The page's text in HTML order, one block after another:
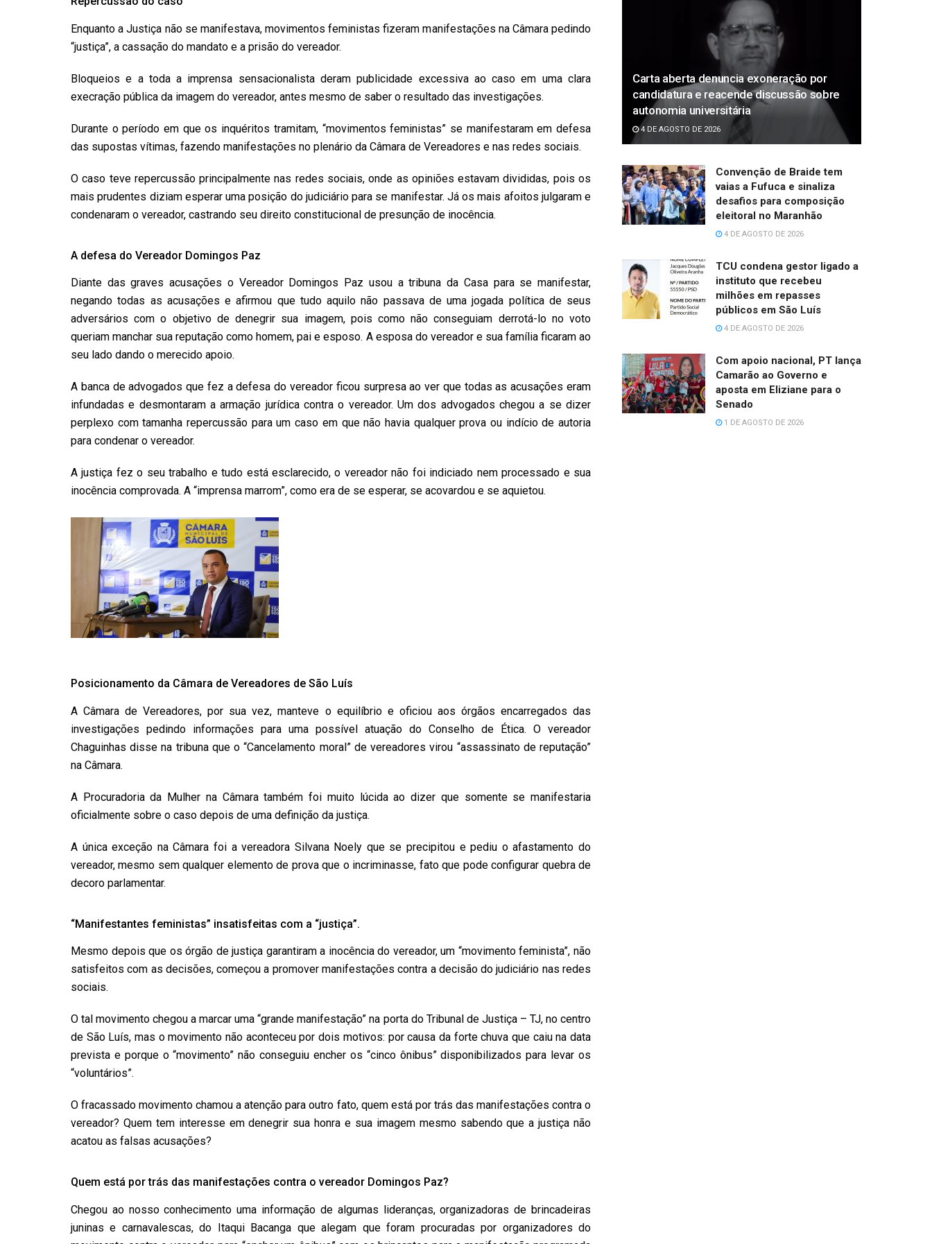
Enquanto a Justiça não se manifestava, movimentos feministas fizeram manifestações na Câmara pedindo
“justiça”, a cassação do mandato e a prisão do vereador.
Bloqueios e a toda a imprensa sensacionalista deram publicidade excessiva ao caso em uma clara
execração pública da imagem do vereador, antes mesmo de saber o resultado das investigações.
Durante o período em que os inquéritos tramitam, “movimentos feministas” se manifestaram em defesa
das supostas vítimas, fazendo manifestações no plenário da Câmara de Vereadores e nas redes sociais.
O caso teve repercussão principalmente nas redes sociais, onde as opiniões estavam divididas, pois os
mais prudentes diziam esperar uma posição do judiciário para se manifestar. Já os mais afoitos julgaram e
condenaram o vereador, castrando seu direito constitucional de presunção de inocência.
A defesa do Vereador Domingos Paz
Diante das graves acusações o Vereador Domingos Paz usou a tribuna da Casa para se manifestar,
negando todas as acusações e afirmou que tudo aquilo não passava de uma jogada política de seus
adversários com o objetivo de denegrir sua imagem, pois como não conseguiam derrotá-lo no voto
queriam manchar sua reputação como homem, pai e esposo. A esposa do vereador e sua família ficaram ao
seu lado dando o merecido apoio.
A banca de advogados que fez a defesa do vereador ficou surpresa ao ver que todas as acusações eram
infundadas e desmontaram a armação jurídica contra o vereador. Um dos advogados chegou a se dizer
perplexo com tamanha repercussão para um caso em que não havia qualquer prova ou indício de autoria
para condenar o vereador.
A justiça fez o seu trabalho e tudo está esclarecido, o vereador não foi indiciado nem processado e sua
inocência comprovada. A “imprensa marrom”, como era de se esperar, se acovardou e se aquietou.
Posicionamento da Câmara de Vereadores de São Luís
A Câmara de Vereadores, por sua vez, manteve o equilíbrio e oficiou aos órgãos encarregados das
investigações pedindo informações para uma possível atuação do Conselho de Ética. O vereador
Chaguinhas disse na tribuna que o “Cancelamento moral” de vereadores virou “assassinato de reputação”
na Câmara.
A Procuradoria da Mulher na Câmara também foi muito lúcida ao dizer que somente se manifestaria
oficialmente sobre o caso depois de uma definição da justiça.
A única exceção na Câmara foi a vereadora Silvana Noely que se precipitou e pediu o afastamento do
vereador, mesmo sem qualquer elemento de prova que o incriminasse, fato que pode configurar quebra de
decoro parlamentar.
“Manifestantes feministas” insatisfeitas com a “justiça”.
Mesmo depois que os órgão de justiça garantiram a inocência do vereador, um “movimento feminista”, não
satisfeitos com as decisões, começou a promover manifestações contra a decisão do judiciário nas redes
sociais.
O tal movimento chegou a marcar uma “grande manifestação” na porta do Tribunal de Justiça – TJ, no centro
de São Luís, mas o movimento não aconteceu por dois motivos: por causa da forte chuva que caiu na data
prevista e porque o “movimento” não conseguiu encher os “cinco ônibus” disponibilizados para levar os
“voluntários”.
O fracassado movimento chamou a atenção para outro fato, quem está por trás das manifestações contra o
vereador? Quem tem interesse em denegrir sua honra e sua imagem mesmo sabendo que a justiça não
acatou as falsas acusações?
Quem está por trás das manifestações contra o vereador Domingos Paz?
Chegou ao nosso conhecimento uma informação de algumas lideranças, organizadoras de brincadeiras
juninas e carnavalescas, do Itaqui Bacanga que alegam que foram procuradas por organizadores do
Carta aberta denuncia exoneração por
candidatura e reacende discussão sobre
autonomia universitária
4 DE AGOSTO DE 2026
Convenção de Braide tem
vaias a Fufuca e sinaliza
desafios para composição
eleitoral no Maranhão
4 DE AGOSTO DE 2026
TCU condena gestor ligado a
instituto que recebeu
milhões em repasses
públicos em São Luís
4 DE AGOSTO DE 2026
Com apoio nacional, PT lança
Camarão ao Governo e
aposta em Eliziane para o
Senado
1 DE AGOSTO DE 2026